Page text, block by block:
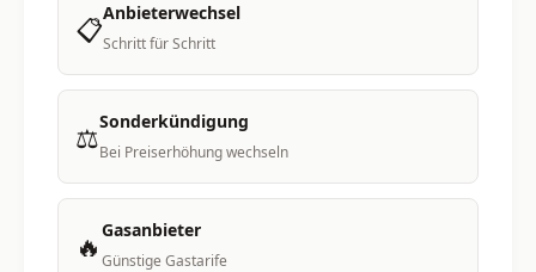
📋Anbieterwechsel
Schritt für Schritt
⚖️Sonderkündigung
Bei Preiserhöhung wechseln
🔥 Gasanbieter
Günstige Gastarife